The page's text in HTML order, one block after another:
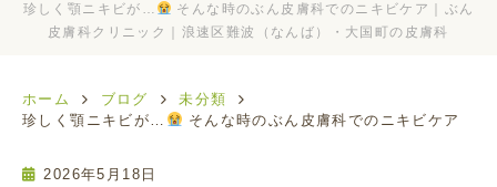
珍しく顎ニキビが…
そんな時のぶん皮膚科でのニキビケア｜ぶん
皮膚科クリニック｜浪速区難波（なんば）・大国町の皮膚科
ホーム ブログ
未分類
珍しく顎ニキビが…
そんな時のぶん皮膚科でのニキビケア
2026年5月18日